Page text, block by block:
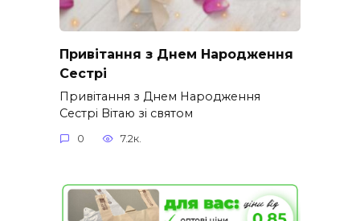
Привітання з Днем Народження
Сестрі
Привітання з Днем Народження
Сестрі Вітаю зі святом
0 7.2к.